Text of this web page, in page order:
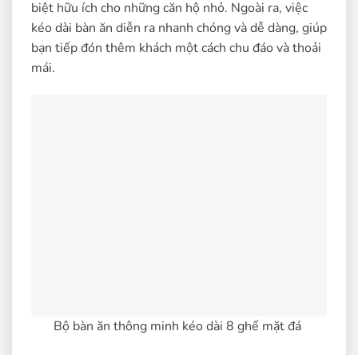
biệt hữu ích cho những căn hộ nhỏ. Ngoài ra, việc
kéo dài bàn ăn diễn ra nhanh chóng và dễ dàng, giúp
bạn tiếp đón thêm khách một cách chu đáo và thoải
mái.
Bộ bàn ăn thông minh kéo dài 8 ghế mặt đá